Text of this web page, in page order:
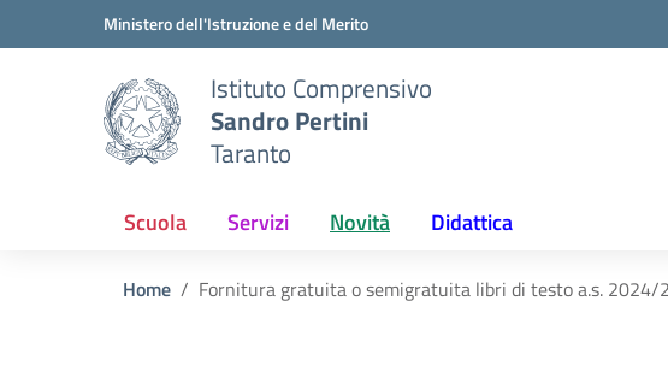
Vai ai contenuti
Vai al menu di navigazioneMinistero dell'Istruzione e del Merito
Istituto Comprensivo
Sandro Pertini
Taranto
Scuola Servizi Novità Didattica
Home Fornitura gratuita o semigratuita libri di testo a.s. 2024/